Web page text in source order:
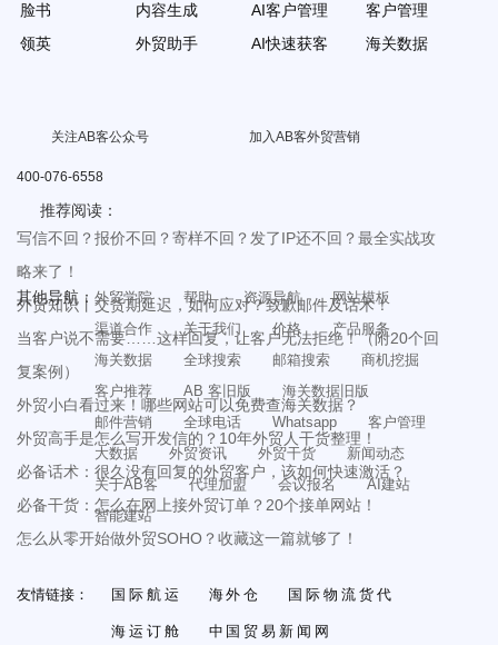
脸书
领英
内容生成
外贸助手
AI客户管理
AI快速获客
客户管理
海关数据
关注AB客公众号 加入AB客外贸营销
400-076-6558
推荐阅读：
写信不回？报价不回？寄样不回？发了IP还不回？最全实战攻
略来了！
外贸知识丨交货期延迟，如何应对？致歉邮件及话术！
当客户说不需要……这样回复，让客户无法拒绝！（附20个回
复案例）
外贸小白看过来！哪些网站可以免费查海关数据？
外贸高手是怎么写开发信的？10年外贸人干货整理！
必备话术：很久没有回复的外贸客户，该如何快速激活？
必备干货：怎么在网上接外贸订单？20个接单网站！
怎么从零开始做外贸SOHO？收藏这一篇就够了！
其他导航： 外贸学院 帮助 资源导航
网站模板
渠道合作
关于我们 价格
产品服务
海关数据
全球搜索 邮箱搜索
商机挖掘
客户推荐
AB 客旧版
海关数据旧版
邮件营销
全球电话 Whatsapp
客户管理
大数据
外贸资讯 外贸干货
新闻动态
关于AB客
代理加盟 会议报名
AI建站
智能建站
友情链接： 国际航运 海外仓 国际物流货代
海运订舱 中国贸易新闻网